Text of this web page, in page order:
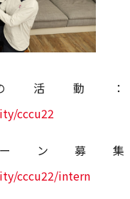
の活動：
cccu22
ン募集
cccu22/intern